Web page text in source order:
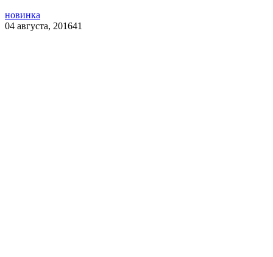
новинка
04 августа, 201641